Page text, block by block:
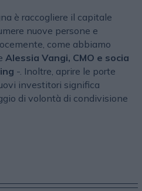
è raccogliere il capitale
nuove persone e
come abbiamo
Alessia Vangi, CMO e socia
-. Inoltre, aprire le porte
investitori significa
di volontà di condivisione